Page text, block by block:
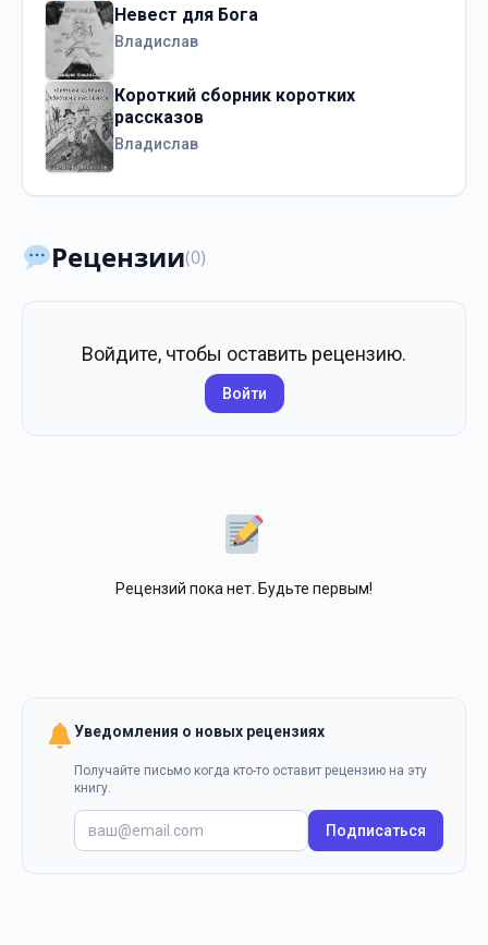
Невест для Бога
Владислав
Короткий сборник коротких
рассказов
Владислав
Рецензии(0)
Войдите, чтобы оставить рецензию.
Войти
Рецензий пока нет. Будьте первым!
Уведомления о новых рецензиях
Получайте письмо когда кто-то оставит рецензию на эту
книгу.
Подписаться